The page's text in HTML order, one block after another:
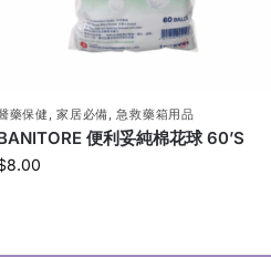
藥保健 ,家居必備,急救藥箱用品
便利妥純棉花球 60’S
8.00